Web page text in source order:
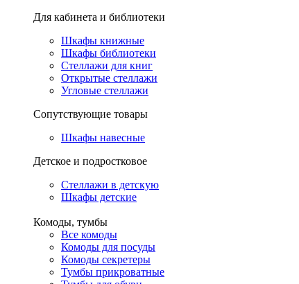
Для кабинета и библиотеки
Шкафы книжные
Шкафы библиотеки
Стеллажи для книг
Открытые стеллажи
Угловые стеллажи
Сопутствующие товары
Шкафы навесные
Детское и подростковое
Стеллажи в детскую
Шкафы детские
Комоды, тумбы
Все комоды
Комоды для посуды
Комоды секретеры
Тумбы прикроватные